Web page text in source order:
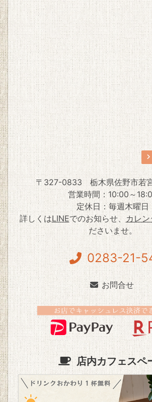
〒327-0833
栃木県佐野市若
営業時間：10:00～
定休日：毎週木曜日
詳しくはLINEでのお知らせ、 カレ
ださいませ。
0283-21-
お問合せ
店内カフェスペ